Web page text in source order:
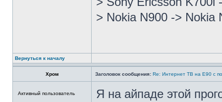
> Nokia N900 -> Nokia
Вернуться к началу
Хром Заголовок сообщения: Re: Интернет ТВ на Е90 с
Активный пользователь
Я на айпаде этой